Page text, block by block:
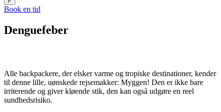
Book en tid
Denguefeber
Alle backpackere, der elsker varme og tropiske destinationer, kender
til denne lille, uønskede rejsemakker: Myggen! Den er ikke bare
irriterende og giver kløende stik, den kan også udgøre en reel
sundhedsrisiko.